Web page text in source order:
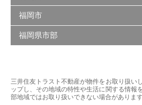
福岡市
福岡県市部
三井住友トラスト不動産が物件をお取り扱い
ップし、その地域の特性や生活に関する情報
部地域ではお取り扱いできない場合があります